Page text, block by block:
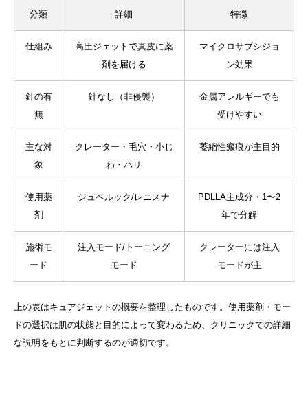
分類 詳細 特徴
仕組み
高圧ジェットで真皮に薬
剤を届ける
マイクロサブシジョ
ン効果
針の有
無
針なし（非侵襲）
金属アレルギーでも
受けやすい
主な対
象
クレーター・毛穴・小じ
わ・ハリ
萎縮性瘢痕が主目的
使用薬
剤
ジュベルック/レニスナ
PDLLA主成分・1〜2
年で分解
施術モ
ード
注入モード/トーニング
モード
クレーターには注入
モードが主
上の表はキュアジェットの概要を整理したものです。使用薬剤・モー
ドの選択は肌の状態と目的によって変わるため、クリニックでの詳細
な説明をもとに判断するのが適切です。